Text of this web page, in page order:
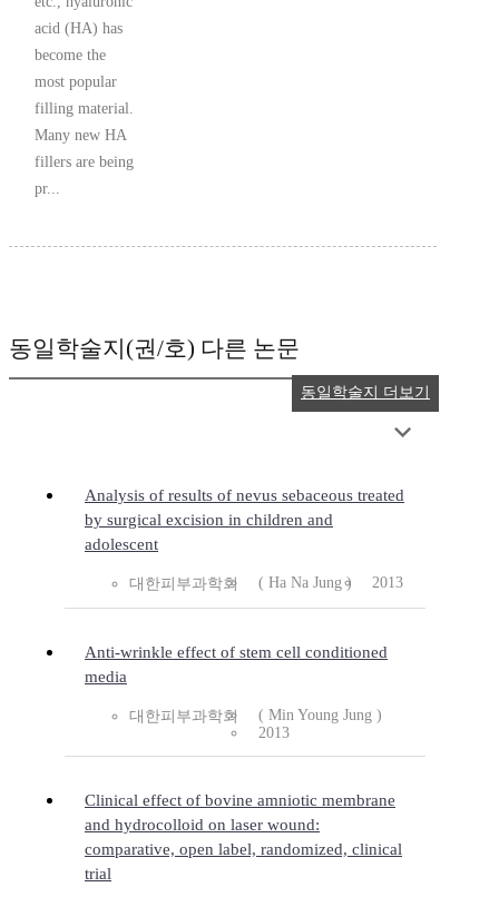
acid (HA) has
become the
most popular
filling material.
Many new HA
fillers are being
pr...
동일학술지(권/호) 다른 논문
Analysis of results of nevus sebaceous treated
by surgical excision in children and
adolescent
대한피부과학회 ( Ha Na Jung ) 2013
Anti-wrinkle effect of stem cell conditioned
media
대한피부과학회
( Min Young Jung )
2013
Clinical effect of bovine amniotic membrane
and hydrocolloid on laser wound:
comparative, open label, randomized, clinical
trial
동일학술지 더보기